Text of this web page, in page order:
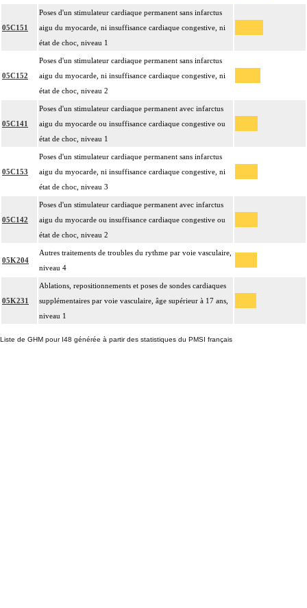
05C151
Poses d'un stimulateur cardiaque permanent sans infarctus
aigu du myocarde, ni insuffisance cardiaque congestive, ni
état de choc, niveau 1
05C152
Poses d'un stimulateur cardiaque permanent sans infarctus
aigu du myocarde, ni insuffisance cardiaque congestive, ni
état de choc, niveau 2
05C141
Poses d'un stimulateur cardiaque permanent avec infarctus
aigu du myocarde ou insuffisance cardiaque congestive ou
état de choc, niveau 1
05C153
Poses d'un stimulateur cardiaque permanent sans infarctus
aigu du myocarde, ni insuffisance cardiaque congestive, ni
état de choc, niveau 3
05C142
Poses d'un stimulateur cardiaque permanent avec infarctus
aigu du myocarde ou insuffisance cardiaque congestive ou
état de choc, niveau 2
05K204
Autres traitements de troubles du rythme par voie vasculaire,
niveau 4
05K231
Ablations, repositionnements et poses de sondes cardiaques
supplémentaires par voie vasculaire, âge supérieur à 17 ans,
niveau 1
Liste de GHM pour I48 générée à partir des statistiques du PMSI français